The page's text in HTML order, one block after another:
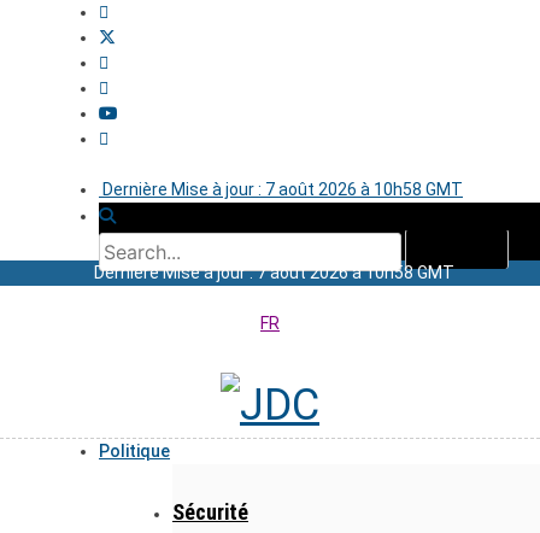
Dernière Mise à jour : 7 août 2026 à 10h58 GMT
Dernière Mise à jour : 7 août 2026 à 10h58 GMT
FR
Politique
Sécurité